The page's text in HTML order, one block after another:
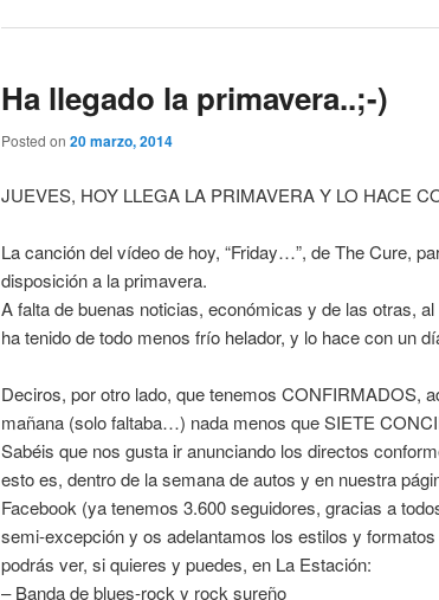
Ha llegado la primavera..;-)
Posted on 20 marzo, 2014
JUEVES, HOY LLEGA LA PRIMAVERA Y LO HACE
La canción del vídeo de hoy, “Friday…”, de The Cure,
disposición a la primavera.
A falta de buenas noticias, económicas y de las otras,
ha tenido de todo menos frío helador, y lo hace con un
Deciros, por otro lado, que tenemos CONFIRMADOS,
mañana (solo faltaba…) nada menos que SIETE
Sabéis que nos gusta ir anunciando los directos
esto es, dentro de la semana de autos y en nuestra
Facebook (ya tenemos 3.600 seguidores, gracias a
semi-excepción y os adelantamos los estilos y
podrás ver, si quieres y puedes, en La Estación:
– Banda de blues-rock y rock sureño